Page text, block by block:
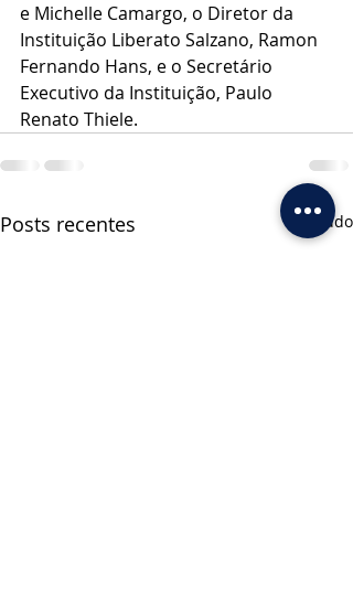
e Michelle Camargo, o Diretor da
Instituição Liberato Salzano, Ramon
Fernando Hans, e o Secretário
Executivo da Instituição, Paulo
Renato Thiele.
Posts recentes Ver tudo